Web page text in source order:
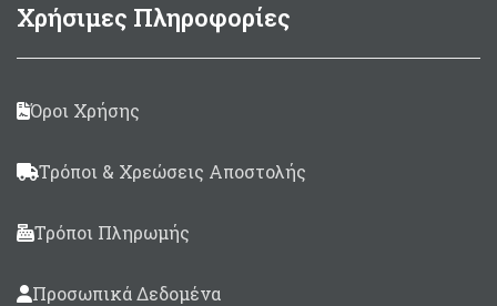
Χρήσιμες Πληροφορίες
Όροι Χρήσης
Τρόποι & Χρεώσεις Αποστολής
Τρόποι Πληρωμής
Προσωπικά Δεδομένα